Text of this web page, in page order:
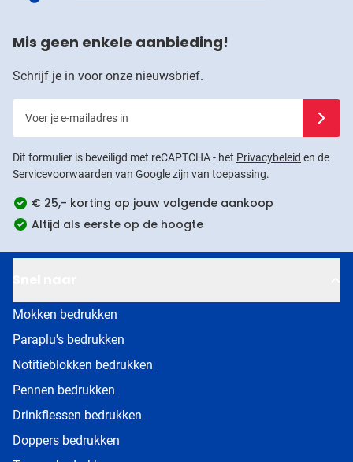
Mis geen enkele aanbieding!
Schrijf je in voor onze nieuwsbrief.
Dit formulier is beveiligd met reCAPTCHA - het Privacybeleid en de
Servicevoorwaarden van Googlezijn van toepassing.
€ 25,- korting op jouw volgende aankoop
Altijd als eerste op de hoogte
Mokken bedrukken
Paraplu's bedrukken
Notitieblokken bedrukken
Pennen bedrukken
Drinkflessen bedrukken
Doppers bedrukken